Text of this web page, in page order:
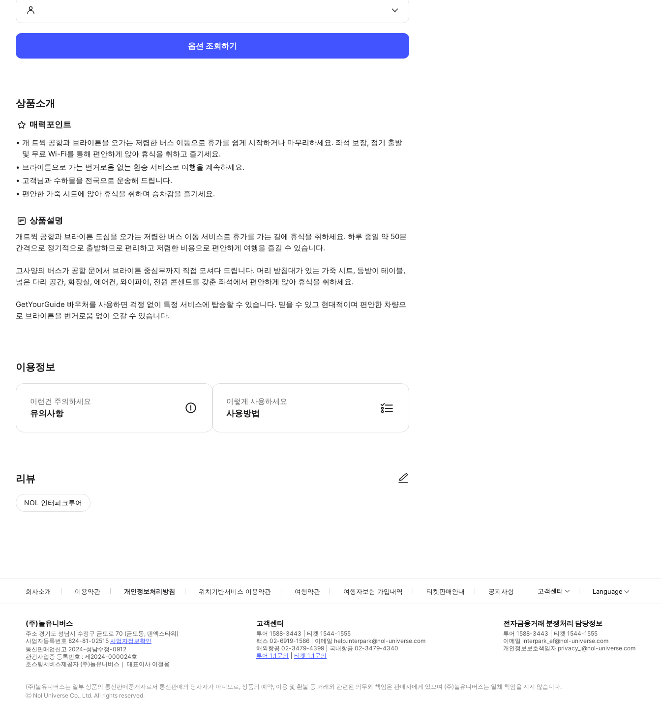
옵션 조회하기
상품소개
매력포인트
개 트윅 공항과 브라이튼을 오가는 저렴한 버스 이동으로 휴가를 쉽게 시작하거나 마무리하세요. 좌석 보장, 정기 출발
및 무료 Wi-Fi를 통해 편안하게 앉아 휴식을 취하고 즐기세요.
브라이튼으로 가는 번거로움 없는 환승 서비스로 여행을 계속하세요.
고객님과 수하물을 전국으로 운송해 드립니다.
편안한 가죽 시트에 앉아 휴식을 취하며 승차감을 즐기세요.
상품설명
개트윅 공항과 브라이튼 도심을 오가는 저렴한 버스 이동 서비스로 휴가를 가는 길에 휴식을 취하세요. 하루 종일 약 50분
간격으로 정기적으로 출발하므로 편리하고 저렴한 비용으로 편안하게 여행을 즐길 수 있습니다.
고사양의 버스가 공항 문에서 브라이튼 중심부까지 직접 모셔다 드립니다. 머리 받침대가 있는 가죽 시트, 등받이 테이블,
넓은 다리 공간, 화장실, 에어컨, 와이파이, 전원 콘센트를 갖춘 좌석에서 편안하게 앉아 휴식을 취하세요.
GetYourGuide 바우처를 사용하면 걱정 없이 특정 서비스에 탑승할 수 있습니다. 믿을 수 있고 현대적이며 편안한 차량으
로 브라이튼을 번거로움 없이 오갈 수 있습니다.
이용정보
이런건 주의하세요
유의사항
- 공항으로 여행하는 경우, 코치가 목적지에 도착한 후 예정된 항공편 출발까지 최소 3시간의 여유를 두는 것이 좋습니다. - 수하물 허용량: 1인당 중형 여
이렇게 사용하세요
사용방법
리뷰
NOL 인터파크투어
회사소개 이용약관 개인정보처리방침 위치기반서비스 이용약관 여행약관 여행자보험 가입내역 티켓판매안내 공지사항 고객센터 Language
(주)놀유니버스
주소 경기도 성남시 수정구 금토로 70 (금토동, 텐엑스타워)
사업자등록번호 824-81-02515 사업자정보확인
통신판매업신고 2024-성남수정-0912
관광사업증 등록번호 : 제2024-000024호
호스팅서비스제공자 (주)놀유니버스｜ 대표이사 이철웅
고객센터
투어 1588-3443
티켓 1544-1555
팩스 02-6919-1586
이메일 help.interpark@nol-universe.com
해외항공 02-3479-4399
국내항공 02-3479-4340
투어 1:1문의
티켓 1:1문의
전자금융거래 분쟁처리 담당정보
투어 1588-3443
티켓 1544-1555
이메일 interpark_ef@nol-universe.com
개인정보보호책임자 privacy_i@nol-universe.com
(주)놀유니버스는 일부 상품의 통신판매중개자로서 통신판매의 당사자가 아니므로, 상품의 예약, 이용 및 환불 등 거래와 관련된 의무와 책임은 판매자에게 있으며 (주)놀유니버스는 일체 책임을 지지 않습니다.
ⓒ Nol Universe Co., Ltd. All rights reserved.